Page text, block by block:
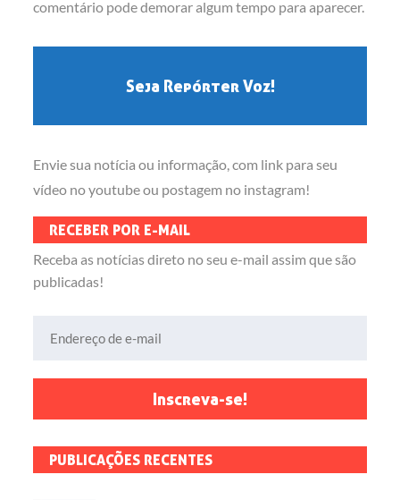
comentário pode demorar algum tempo para aparecer.
Seja Repórter Voz!
Envie sua notícia ou informação, com link para seu
vídeo no youtube ou postagem no instagram!
RECEBER POR E-MAIL
Receba as notícias direto no seu e-mail assim que são
publicadas!
Inscreva-se!
PUBLICAÇÕES RECENTES